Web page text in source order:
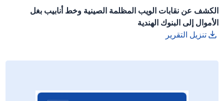
الكشف عن نقابات الويب المظلمة الصينية وخط أنابيب بغل
الأموال إلى البنوك الهندية
تنزيل التقرير